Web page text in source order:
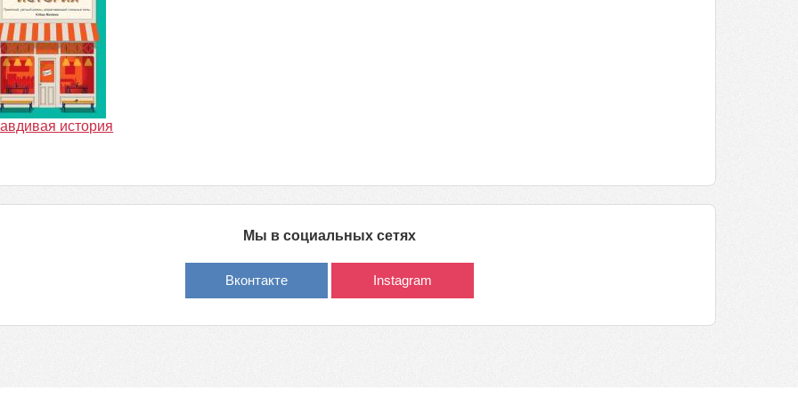
история
Мы в социальных сетях
Вконтакте Instagram